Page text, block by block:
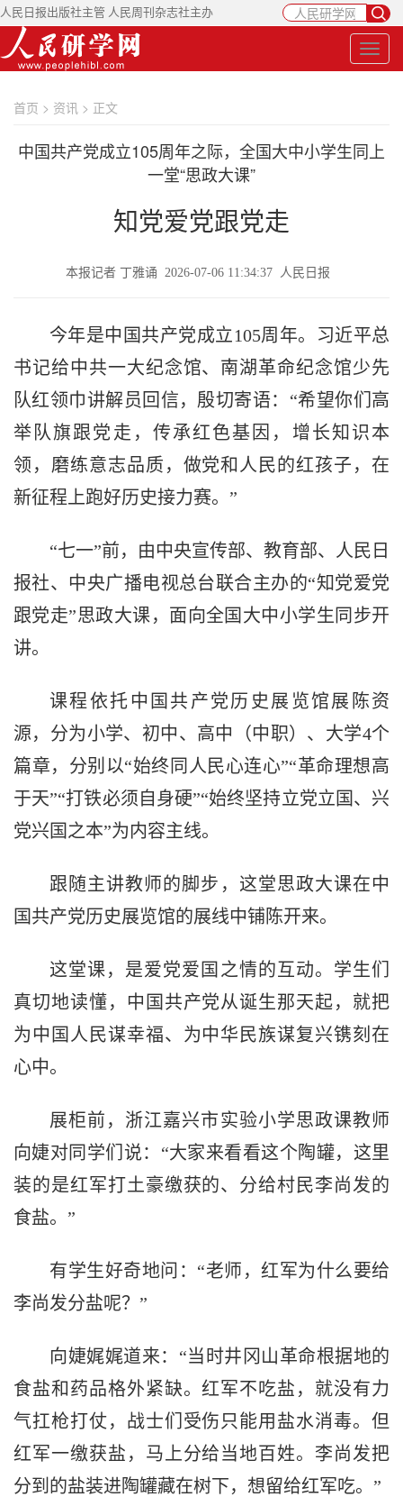
人民日报出版社主管 人民周刊杂志社主办
首页 > 资讯 > 正文
中国共产党成立105周年之际，全国大中小学生同上
一堂“思政大课”
知党爱党跟党走
本报记者 丁雅诵 2026-07-06 11:34:37 人民日报
今年是中国共产党成立105周年。习近平总
书记给中共一大纪念馆、南湖革命纪念馆少先
队红领巾讲解员回信，殷切寄语：“希望你们高
举队旗跟党走，传承红色基因，增长知识本
领，磨练意志品质，做党和人民的红孩子，在
新征程上跑好历史接力赛。”
“七一”前，由中央宣传部、教育部、人民日
报社、中央广播电视总台联合主办的“知党爱党
跟党走”思政大课，面向全国大中小学生同步开
讲。
课程依托中国共产党历史展览馆展陈资
源，分为小学、初中、高中（中职）、大学4个
篇章，分别以“始终同人民心连心”“革命理想高
于天”“打铁必须自身硬”“始终坚持立党立国、兴
党兴国之本”为内容主线。
跟随主讲教师的脚步，这堂思政大课在中
国共产党历史展览馆的展线中铺陈开来。
这堂课，是爱党爱国之情的互动。学生们
真切地读懂，中国共产党从诞生那天起，就把
为中国人民谋幸福、为中华民族谋复兴镌刻在
心中。
展柜前，浙江嘉兴市实验小学思政课教师
向婕对同学们说：“大家来看看这个陶罐，这里
装的是红军打土豪缴获的、分给村民李尚发的
食盐。”
有学生好奇地问：“老师，红军为什么要给
李尚发分盐呢？”
向婕娓娓道来：“当时井冈山革命根据地的
食盐和药品格外紧缺。红军不吃盐，就没有力
气扛枪打仗，战士们受伤只能用盐水消毒。但
红军一缴获盐，马上分给当地百姓。李尚发把
分到的盐装进陶罐藏在树下，想留给红军吃。”